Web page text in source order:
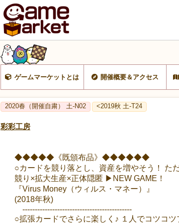
ゲームマーケットとは 開催概要＆アクセス
2020春（開催自粛） 土-N02 <2019秋 土-T24
彩彩工房
◆◆◆◆◆《既頒布品》◆◆◆◆◆◆
○カードを競り落とし、資産を増やそう！
競り×拡大生産×正体隠匿 ▶NEW GAME！
『Virus Money（ウィルス・マネー）』
(2018年秋)
--------------------------------------------
○拡張カードでさらに楽しく♪ １人でコツコツ